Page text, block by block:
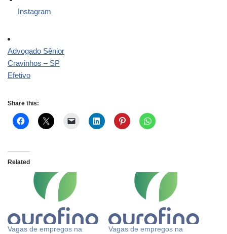
Instagram
Advogado Sênior
Cravinhos – SP
Efetivo
Share this:
Related
Vagas de empregos na
Vagas de empregos na